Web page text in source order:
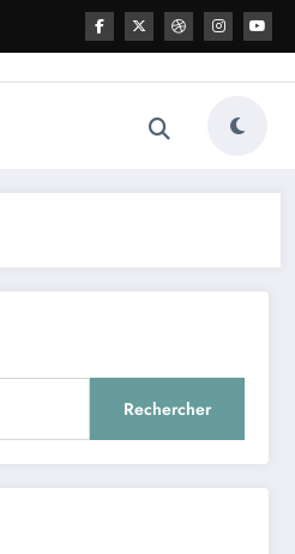
Rechercher